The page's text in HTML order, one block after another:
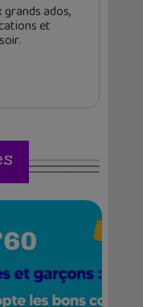
ados,
et